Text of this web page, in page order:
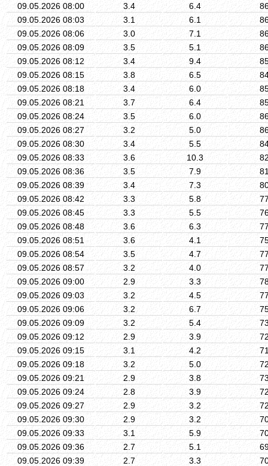
09.05.2026 08:00
3.4 6.4
09.05.2026 08:03
3.1 6.1
09.05.2026 08:06
3.0 7.1
09.05.2026 08:09
3.5 5.1
09.05.2026 08:12
3.4 9.4
09.05.2026 08:15
3.8 6.5
09.05.2026 08:18
3.4 6.0
09.05.2026 08:21
3.7 6.4
09.05.2026 08:24
3.5 6.0
09.05.2026 08:27
3.2 5.0
09.05.2026 08:30
3.4 5.5
09.05.2026 08:33
3.6 10.3
09.05.2026 08:36
3.5 7.9
09.05.2026 08:39
3.4 7.3
09.05.2026 08:42
3.3 5.8
09.05.2026 08:45
3.3 5.5
09.05.2026 08:48
3.6 6.3
09.05.2026 08:51
3.6 4.1
09.05.2026 08:54
3.5 4.7
09.05.2026 08:57
3.2 4.0
09.05.2026 09:00
2.9 3.3
09.05.2026 09:03
3.2 4.5
09.05.2026 09:06
3.2 6.7
09.05.2026 09:09
3.2 5.4
09.05.2026 09:12
2.9 3.9
09.05.2026 09:15
3.1 4.2
09.05.2026 09:18
3.2 5.0
09.05.2026 09:21
2.9 3.8
09.05.2026 09:24
2.8 3.9
09.05.2026 09:27
2.9 3.2
09.05.2026 09:30
2.9 3.2
09.05.2026 09:33
3.1 5.9
09.05.2026 09:36
2.7 5.1
09.05.2026 09:39
2.7 3.3